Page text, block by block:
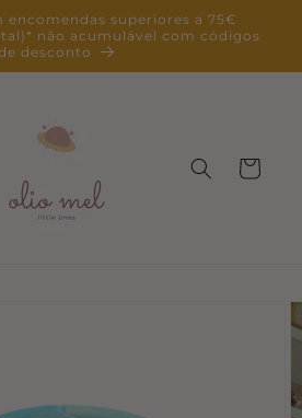
encomendas superiores a 75€
não acumulável com códigos
desconto
Carrinho